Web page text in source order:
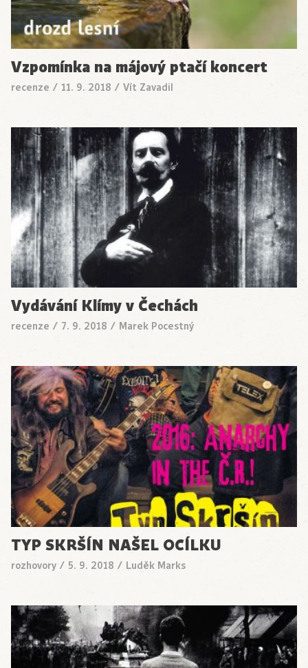
Vzpomínka na májový ptačí koncert
recenze / 11. 9. 2018 / Vít Zavadil
Vydávání Klímy v Čechách
recenze / 7. 9. 2018 / Marek Pocestný
TYP SKRŠÍN NAŠEL OCÍLKU
rozhovory / 5. 9. 2018 / Luděk Marks